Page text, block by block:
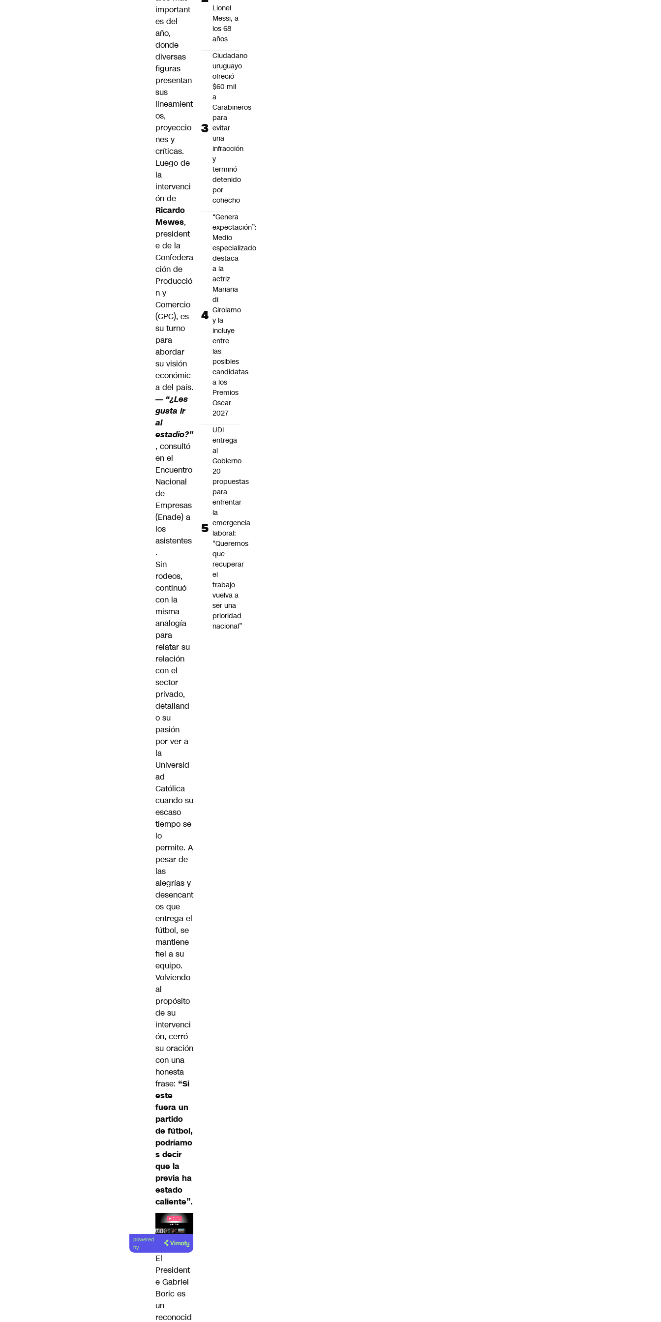
important
es del
año,
donde
diversas
figuras
presentan
sus
lineamient
os,
proyeccio
nes y
críticas.
Luego de
la
intervenci
ón de
Ricardo
Mewes,
president
e de la
Confedera
ción de
Producció
n y
Comercio
(CPC), es
su turno
para
abordar
su visión
económic
a del país.
— “¿Les
gusta ir
al
estadio?”
, consultó
en el
Encuentro
Nacional
de
Empresas
(Enade) a
los
asistentes
.
Sin
rodeos,
continuó
con la
misma
analogía
para
relatar su
relación
con el
sector
privado,
detalland
o su
pasión
por ver a
la
Universid
ad
Católica
cuando su
escaso
tiempo se
lo
permite. A
pesar de
las
alegrías y
desencant
os que
entrega el
fútbol, se
mantiene
fiel a su
equipo.
Volviendo
al
propósito
de su
intervenci
ón, cerró
su oración
con una
honesta
frase: “Si
este
fuera un
partido
de fútbol,
podríamo
s decir
que la
previa ha
estado
caliente”.
Lea el
artículo
powered
by
El
President
e Gabriel
Boric es
un
reconocid
Lionel
Messi, a
los 68
años
Ciudadano
uruguayo
ofreció
$60 mil
a
Carabineros
para
evitar
una
infracción
y
terminó
detenido
por
cohecho
“Genera
expectación”:
Medio
especializado
destaca
a la
actriz
Mariana
di
Girolamo
y la
incluye
entre
las
posibles
candidatas
a los
Premios
Oscar
2027
UDI
entrega
al
Gobierno
20
propuestas
para
enfrentar
la
emergencia
laboral:
“Queremos
que
recuperar
el
trabajo
vuelva a
ser una
prioridad
nacional”